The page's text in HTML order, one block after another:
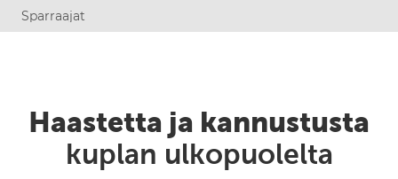
Sparraajat
Haastetta ja kannustusta
kuplan ulkopuolelta